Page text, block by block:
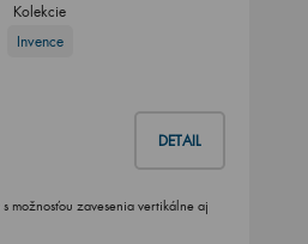
Kolekcie
Invence
DETAIL
možnosťou zavesenia vertikálne aj